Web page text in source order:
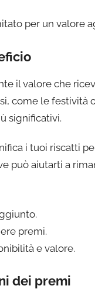
per un valore
il valore che
come le festività
significativi.
i tuoi riscatti
può aiutarti a
premi.
e valore.
dei premi